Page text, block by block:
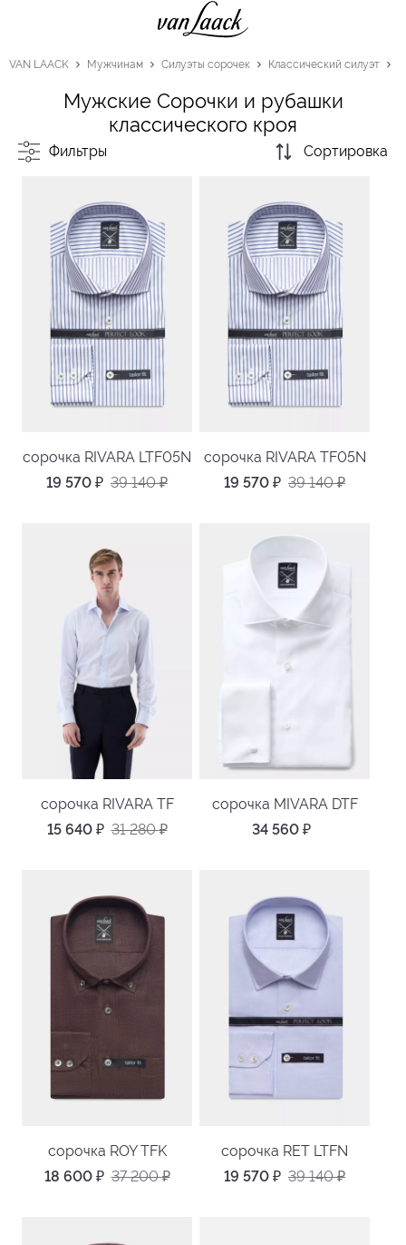
VAN LAACK Мужчинам Силуэты сорочек Классический силуэт
Мужские Сорочки и рубашки
классического кроя
Фильтры Сортировка
сорочка RIVARA LTF05N
19 570 ₽ 39 140₽
сорочка RIVARA TF05N
19 570 ₽ 39 140₽
сорочка RIVARA TF
15 640 ₽ 31 280₽
сорочка MIVARA DTF
34 560 ₽
сорочка ROY TFK
18 600 ₽ 37 200₽
сорочка RET LTFN
19 570 ₽ 39 140₽